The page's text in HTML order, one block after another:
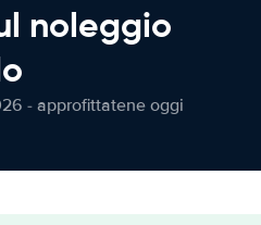
noleggio
- approfittatene oggi